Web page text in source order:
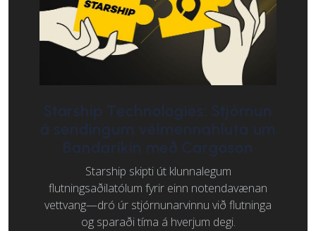
Starship Technologies: Stjórnun
á sendingum vélmennahluta um
Bandaríkin með Cargoson
Starship skipti út klunnalegum
flutningsaðilatólum fyrir einn notendavænan
vettvang—dró úr stjórnunarvinnu við flutninga
og sparaði tíma á hverjum degi.